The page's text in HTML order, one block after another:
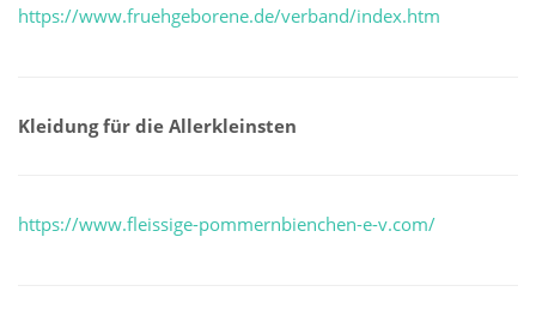
https://www.fruehgeborene.de/verband/index.htm
Kleidung für die Allerkleinsten
https://www.fleissige-pommernbienchen-e-v.com/